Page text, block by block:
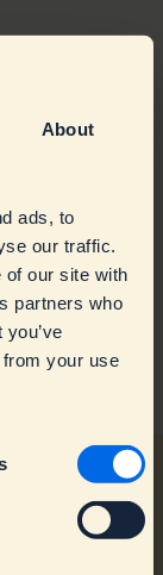
About
ads, to
our traffic.
of our site with
partners who
your use